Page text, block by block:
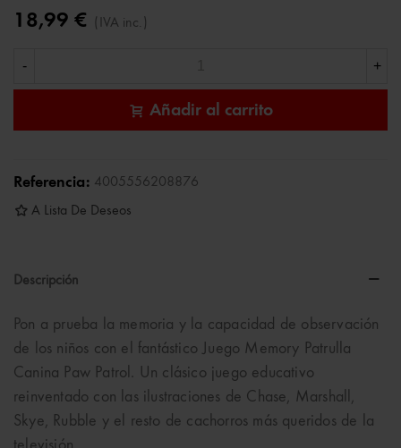
18,99 € (IVA inc.)
- +
Añadir al carrito
Referencia: 4005556208876
A Lista De Deseos
Descripción
Pon a prueba la memoria y la capacidad de observación
de los niños con el fantástico Juego Memory Patrulla
Canina Paw Patrol. Un clásico juego educativo
reinventado con las ilustraciones de Chase, Marshall,
Skye, Rubble y el resto de cachorros más queridos de la